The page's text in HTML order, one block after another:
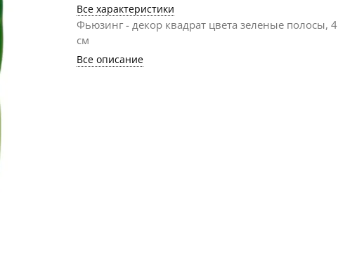
Все характеристики
Фьюзинг - декор квадрат цвета зеленые полосы, 4
см
Все описание